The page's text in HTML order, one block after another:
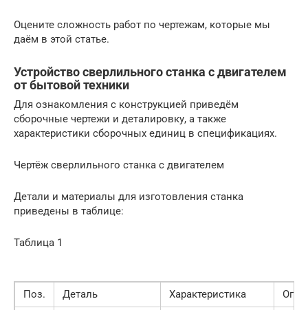
Оцените сложность работ по чертежам, которые мы
даём в этой статье.
Устройство сверлильного станка с двигателем
от бытовой техники
Для ознакомления с конструкцией приведём
сборочные чертежи и деталировку, а также
характеристики сборочных единиц в спецификациях.
Чертёж сверлильного станка с двигателем
Детали и материалы для изготовления станка
приведены в таблице:
Таблица 1
Поз. Деталь Характеристика